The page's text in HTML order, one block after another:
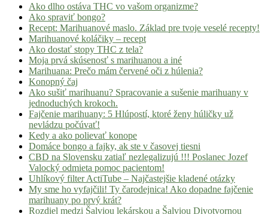
Ako dlho ostáva THC vo vašom organizme?
Ako spraviť bongo?
Recept: Marihuanové maslo. Základ pre tvoje veselé recepty!
Marihuanové koláčiky – recept
Ako dostať stopy THC z tela?
Moja prvá skúsenosť s marihuanou a iné
Marihuana: Prečo mám červené oči z húlenia?
Konopný čaj
Ako sušiť marihuanu? Spracovanie a sušenie marihuany v
jednoduchých krokoch.
Fajčenie marihuany: 5 Hlúpostí, ktoré ženy húličky už
nevládzu počúvať!
Kedy a ako polievať konope
Domáce bongo a fajky, ak ste v časovej tiesni
CBD na Slovensku zatiaľ nezlegalizujú !!! Poslanec Jozef
Valocký odmieta pomoc pacientom!
Uhlíkový filter ActiTube – Najčastejšie kladené otázky
My sme ho vyfajčili! Ty čarodejnica! Ako dopadne fajčenie
marihuany po prvý krát?
Rozdiel medzi Šalviou lekárskou a Šalviou Divotvornou